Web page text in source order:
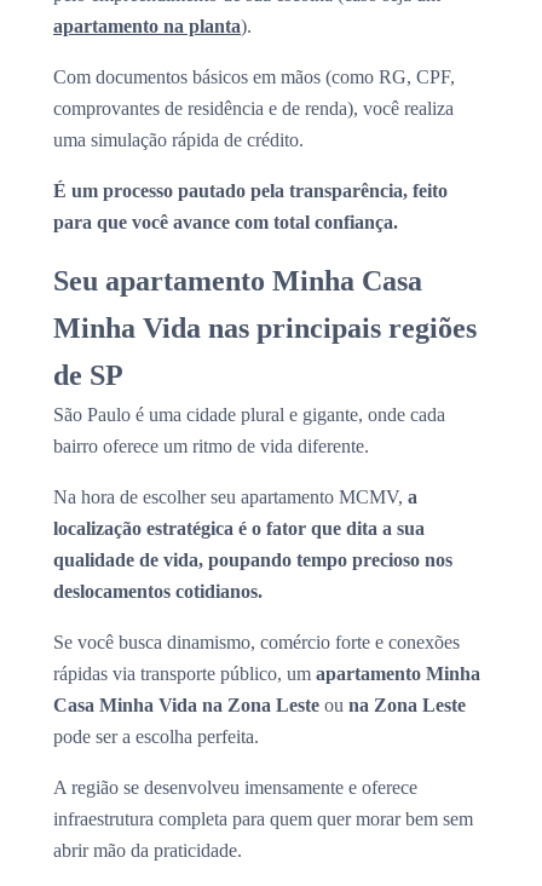
apartamento na planta).
Com documentos básicos em mãos (como RG, CPF,
comprovantes de residência e de renda), você realiza
uma simulação rápida de crédito.
É um processo pautado pela transparência, feito
para que você avance com total confiança.
Seu apartamento Minha Casa
Minha Vida nas principais regiões
de SP
São Paulo é uma cidade plural e gigante, onde cada
bairro oferece um ritmo de vida diferente.
Na hora de escolher seu apartamento MCMV, a
localização estratégica é o fator que dita a sua
qualidade de vida, poupando tempo precioso nos
deslocamentos cotidianos.
Se você busca dinamismo, comércio forte e conexões
rápidas via transporte público, um apartamento Minha
Casa Minha Vida na Zona Leste ou na Zona Leste
pode ser a escolha perfeita.
A região se desenvolveu imensamente e oferece
infraestrutura completa para quem quer morar bem sem
abrir mão da praticidade.